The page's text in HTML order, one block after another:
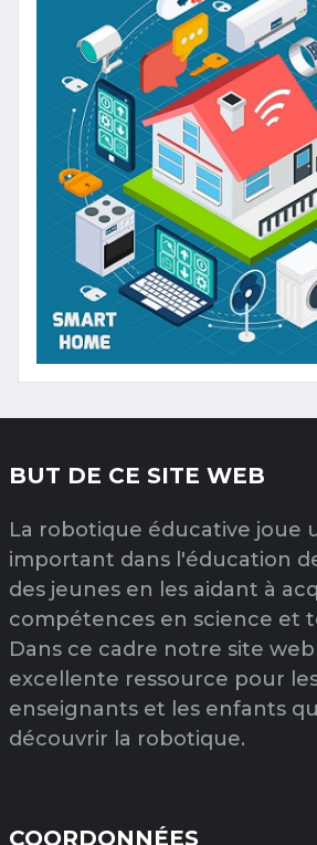
BUT DE CE SITE WEB
La robotique éducative joue
important dans l'éducation
des jeunes en les aidant à
compétences en science et
Dans ce cadre notre site
excellente ressource pour
enseignants et les enfants
découvrir la robotique.
COORDONNÉES